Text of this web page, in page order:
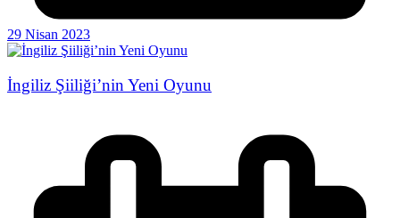
29 Nisan 2023
İngiliz Şiiliği’nin Yeni Oyunu